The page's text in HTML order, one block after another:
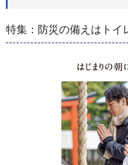
特集：防災の備えはトイ